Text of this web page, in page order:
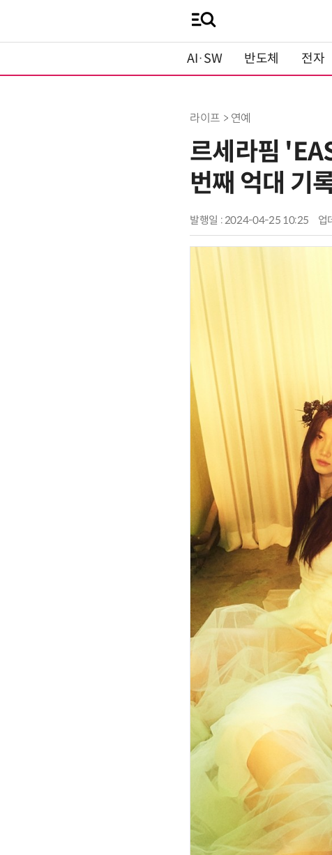
AI·SW 반도체 전자
라이프 > 연예
르세라핌
번째 억대 기
발행일 : 2024-04-25 10:25 업